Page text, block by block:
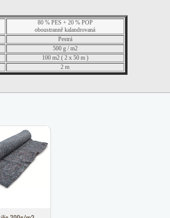
80 % PES + 20 % POP
oboustranně kalandrovaná
Pestrá
500 g / m2
100 m2 ( 2 x 50 m )
2 m